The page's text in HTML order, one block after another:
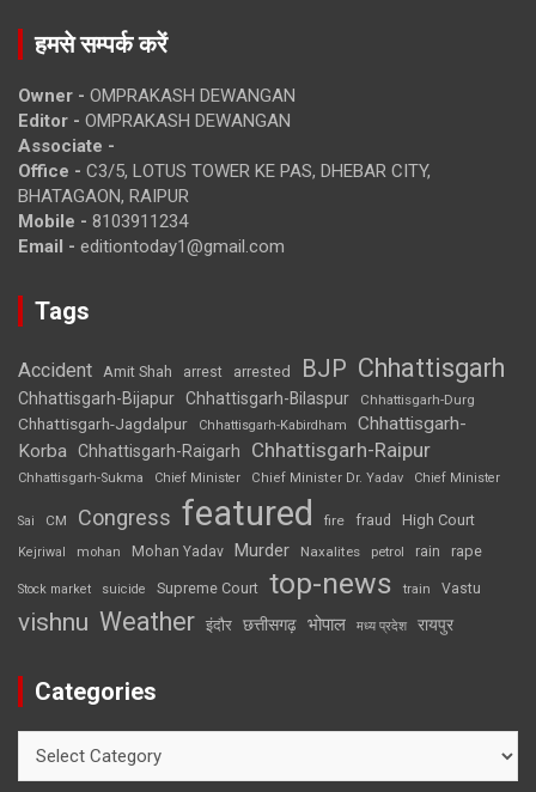
हमसे सम्पर्क करें
Owner - OMPRAKASH DEWANGAN
Editor - OMPRAKASH DEWANGAN
Associate -
Office - C3/5, LOTUS TOWER KE PAS, DHEBAR CITY,
BHATAGAON, RAIPUR
Mobile - 8103911234
Email - editiontoday1@gmail.com
Tags
Accident Amit Shah arrest arrested BJP Chhattisgarh
Chhattisgarh-Bijapur Chhattisgarh-Bilaspur Chhattisgarh-Durg
Chhattisgarh-Jagdalpur Chhattisgarh-Kabirdham
Chhattisgarh-
Korba Chhattisgarh-Raigarh Chhattisgarh-Raipur
Chhattisgarh-Sukma Chief Minister Chief Minister Dr. Yadav Chief Minister
Sai CM Congress featured fire fraud High Court
Kejriwal mohan Mohan Yadav Murder Naxalites petrol rain rape
Stock market suicide Supreme Court top-news train Vastu
vishnu Weather इंदौर छत्तीसगढ़ भोपाल मध्य प्रदेश रायपुर
Categories